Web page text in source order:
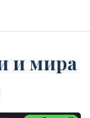
и мира